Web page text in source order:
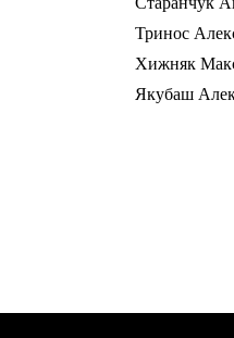
Тринос
Хижняк
Якубаш